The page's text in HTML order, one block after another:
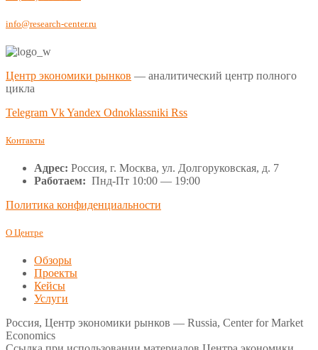
info@research-center.ru
Центр экономики рынков — аналитический центр полного
цикла
Telegram VkYandex Odnoklassniki Rss
Контакты
Адрес: Россия, г. Москва, ул. Долгоруковская, д. 7
Работаем: Пнд-Пт 10:00 — 19:00
Политика конфиденциальности
О Центре
Обзоры
Проекты
Кейсы
Услуги
Россия, Центр экономики рынков — Russia, Center for Market
Economics